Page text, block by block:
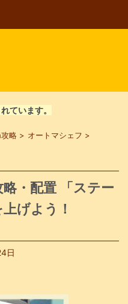
ています。
略 > オートマシェフ >
略・配置 「ステー
げよう！
日